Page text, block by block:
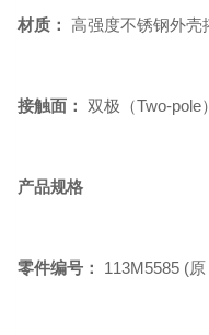
材质： 高强度不锈钢外壳
接触面： 双极（Two-
产品规格
零件编号： 113M5585 (